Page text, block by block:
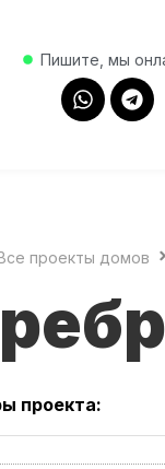
Пишите, мы
проекты домов
проекта: